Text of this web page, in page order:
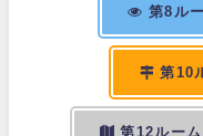
第8ル
第10
第12ルー